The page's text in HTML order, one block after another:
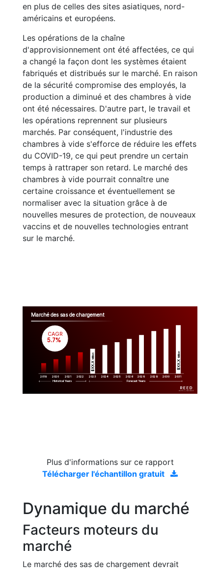
en plus de celles des sites asiatiques, nord-
américains et européens.
Les opérations de la chaîne
d'approvisionnement ont été affectées, ce qui
a changé la façon dont les systèmes étaient
fabriqués et distribués sur le marché. En raison
de la sécurité compromise des employés, la
production a diminué et des chambres à vide
ont été nécessaires. D'autre part, le travail et
les opérations reprennent sur plusieurs
marchés. Par conséquent, l'industrie des
chambres à vide s'efforce de réduire les effets
du COVID-19, ce qui peut prendre un certain
temps à rattraper son retard. Le marché des
chambres à vide pourrait connaître une
certaine croissance et éventuellement se
normaliser avec la situation grâce à de
nouvelles mesures de protection, de nouveaux
vaccins et de nouvelles technologies entrant
sur le marché.
Marché des sas de chargement
2019 2020 2021 2022 2023 2024 2025 2026 2028 2029 2030 2031
$XX.X
Million
$XX.X
Million
CAGR
5.7%
Historical Years Forecast Years
Plus d'informations sur ce rapport
Télécharger l'échantillon gratuit
Dynamique du marché
Facteurs moteurs du
marché
Le marché des sas de chargement devrait